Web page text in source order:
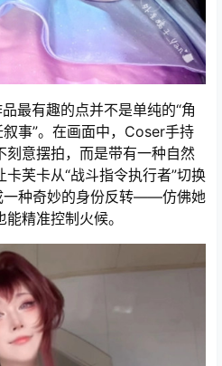
最有趣的点并不是单纯的“角
事”。在画面中，Coser手持
刻意摆拍，而是带有一种自然
芙卡从“战斗指令执行者”切换
一种奇妙的身份反转——仿佛她
精准控制火候。